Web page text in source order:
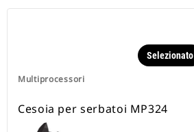
Multiprocessori
Selezionato
Cesoia per serbatoi MP324